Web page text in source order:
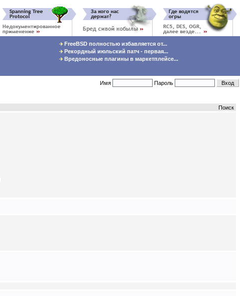
FreeBSD полностью избавляется от...
Рекордный июльский патч - первая...
Вредоносные плагины в маркетплейсе...
Имя Пароль
Поиск